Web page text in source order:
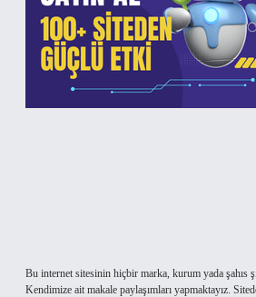
Bu internet sitesinin hiçbir marka, kurum yada şahıs
Kendimize ait makale paylaşımları yapmaktayız.